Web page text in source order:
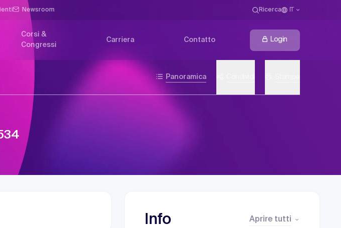
Newsroom Ricerca
Corsi &
Congressi
Carriera Contatto Login
Panoramica
Info Aprire tutti